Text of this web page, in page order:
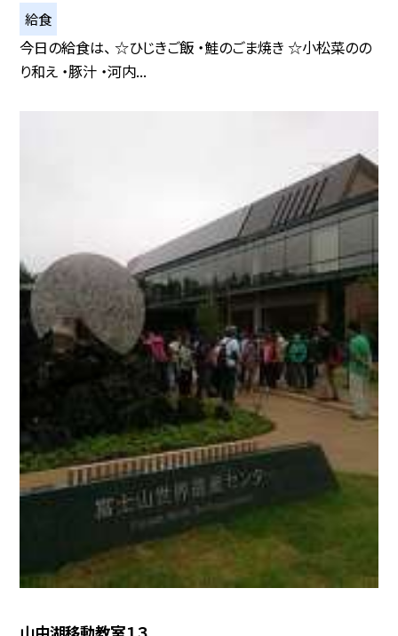
給食
今日の給食は、 ☆ひじきご飯 ・鮭のごま焼き ☆小松菜のの
り和え ・豚汁 ・河内...